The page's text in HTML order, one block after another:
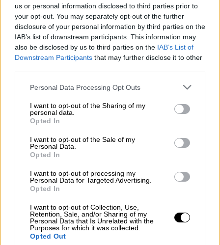
us or personal information disclosed to third parties prior to
your opt-out. You may separately opt-out of the further
disclosure of your personal information by third parties on the
IAB’s list of downstream participants. This information may
also be disclosed by us to third parties on the IAB’s List of
Downstream Participants that may further disclose it to other
Please note that this website/app uses one or more Google
not limited to your visit or usage behaviour. You may click to
grant or deny consent to Google and its third-party tags to
use your data for below specified purposes in below Google
consent section.
Personal Data Processing Opt Outs
I want to opt-out of the Sharing of my
personal data.
Opted In
I want to opt-out of the Sale of my
Personal Data.
Opted In
I want to opt-out of processing my
Personal Data for Targeted Advertising.
Opted In
I want to opt-out of Collection, Use,
Retention, Sale, and/or Sharing of my
Personal Data that Is Unrelated with the
Purposes for which it was collected.
Opted Out